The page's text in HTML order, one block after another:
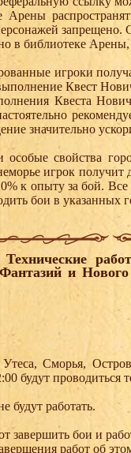
Арены
в библиотеке Арены,
игроки
Квест
Квеста
значительно
свойства
игрок
к опыту за бой.
бои в указанных
и
Утеса, Сморья,
будут проводиться
будут работать.
завершить бои и
работ об